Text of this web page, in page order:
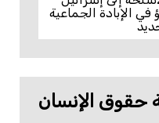
الإبادة الجماعية
حقوق الإنسان